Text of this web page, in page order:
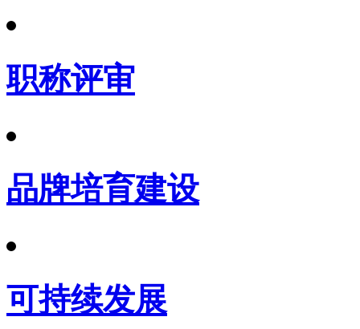
职称评审
品牌培育建设
可持续发展